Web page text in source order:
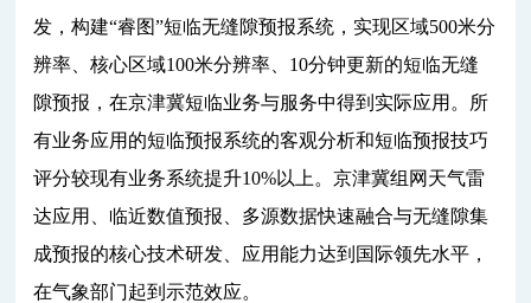
发，构建“睿图”短临无缝隙预报系统，实现区域500米分
辨率、核心区域100米分辨率、10分钟更新的短临无缝
隙预报，在京津冀短临业务与服务中得到实际应用。所
有业务应用的短临预报系统的客观分析和短临预报技巧
评分较现有业务系统提升10%以上。京津冀组网天气雷
达应用、临近数值预报、多源数据快速融合与无缝隙集
成预报的核心技术研发、应用能力达到国际领先水平，
在气象部门起到示范效应。